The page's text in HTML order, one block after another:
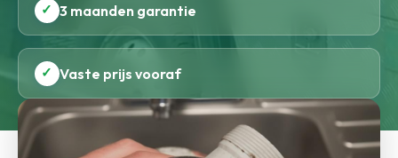
✓ 3 maanden garantie
✓ Vaste prijs vooraf